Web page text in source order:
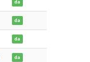
da
da
da
da